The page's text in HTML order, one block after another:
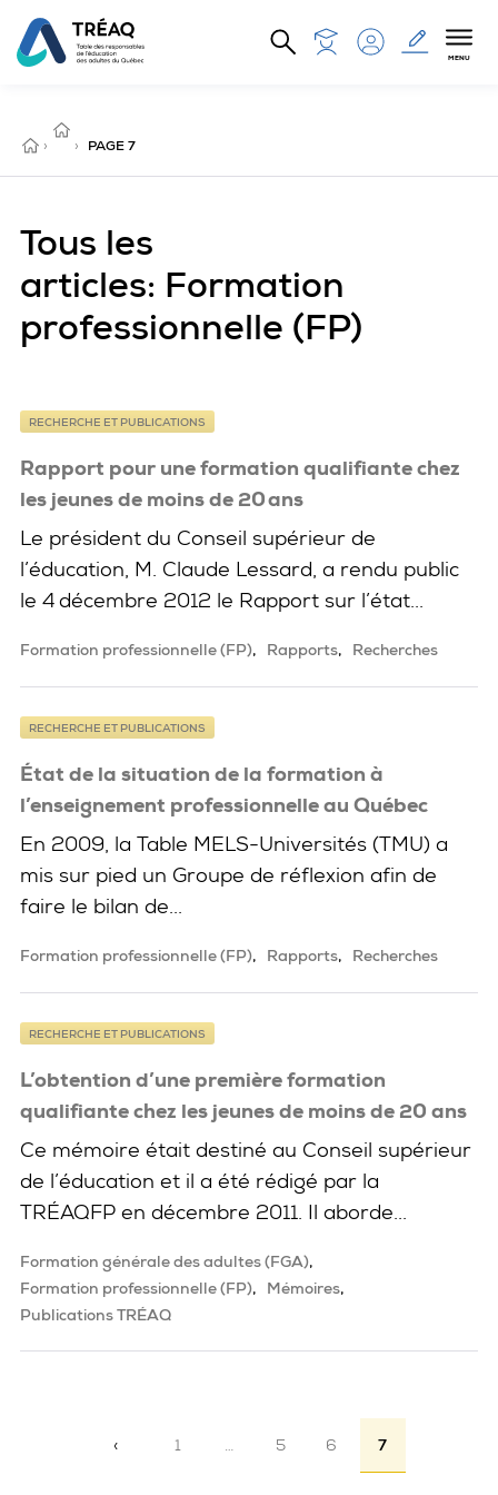
Aller au contenu principal
MENU
ACCUEIL
›
PROFESSIONNELLE
(FP)› PAGE 7
Tous les
articles: Formation
professionnelle (FP)
Rapport pour une formation qualifiante chez
les jeunes de moins de 20 ans
RECHERCHE ET PUBLICATIONS
Le président du Conseil supérieur de
l’éducation, M. Claude Lessard, a rendu public
le 4 décembre 2012 le Rapport sur l’état...
Formation professionnelle (FP) Rapports Recherches
État de la situation de la formation à
l’enseignement professionnelle au Québec
RECHERCHE ET PUBLICATIONS
En 2009, la Table MELS-Universités (TMU) a
mis sur pied un Groupe de réflexion afin de
faire le bilan de...
Formation professionnelle (FP) Rapports Recherches
L’obtention d’une première formation
qualifiante chez les jeunes de moins de 20 ans
RECHERCHE ET PUBLICATIONS
Ce mémoire était destiné au Conseil supérieur
de l’éducation et il a été rédigé par la
TRÉAQFP en décembre 2011. Il aborde...
Formation générale des adultes (FGA)
Formation professionnelle (FP)
Mémoires
Publications TRÉAQ
Pagination
‹Page précédente
1 … 5 6 7